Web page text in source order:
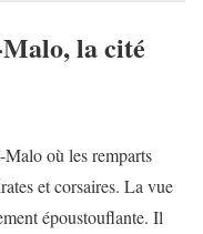
la cité
où les remparts
et corsaires. La vue
époustouflante. Il